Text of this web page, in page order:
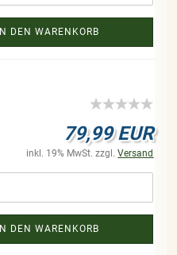
IN DEN WARENKORB
79,99 EUR
inkl. 19% MwSt. zzgl.Versand
IN DEN WARENKORB